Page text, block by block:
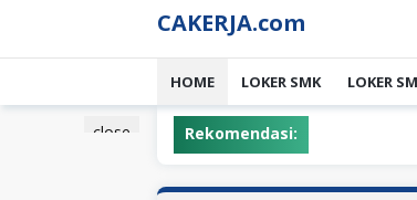
content
CAKERJA.com
HOME LOKER SMK LOKER
close Rekomendasi: